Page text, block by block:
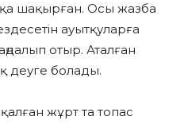
шақырған. Осы жазба
ауытқуларға
отыр. Аталған
деуге болады.
жұрт та топас